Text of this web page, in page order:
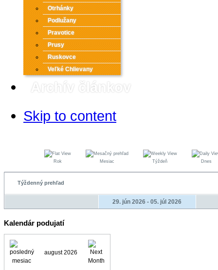
Otrhánky
Podlužany
Pravotice
Prusy
Ruskovce
Veľké Chlievany
Archív článkov
Skip to content
Rok Mesiac Týždeň Dnes
Týždenný prehľad
29. jún 2026 - 05. júl 2026
Kalendár podujatí
august 2026